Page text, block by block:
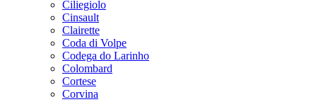
Ciliegiolo
Cinsault
Clairette
Coda di Volpe
Codega do Larinho
Colombard
Cortese
Corvina